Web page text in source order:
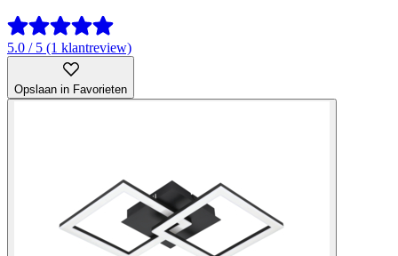
5.0 / 5 (1 klantreview)
Opslaan in Favorieten